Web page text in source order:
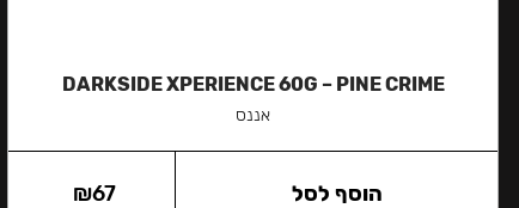
DARKSIDE XPERIENCE 60G – PINE CRIME
אננס
₪67 הוסף לסל